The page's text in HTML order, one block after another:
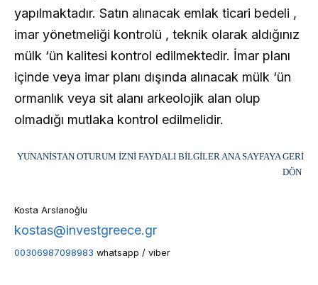
yapılmaktadır. Satın alınacak emlak ticari bedeli ,
imar yönetmeliği kontrolü , teknik olarak aldığınız
mülk ‘ün kalitesi kontrol edilmektedir. İmar planı
içinde veya imar planı dışında alınacak mülk ‘ün
ormanlık veya sit alanı arkeolojik alan olup
olmadığı mutlaka kontrol edilmelidir.
YUNANİSTAN OTURUM İZNİ FAYDALI BİLGİLER ANA SAYFAYA GERİ
DÖN
Kosta Arslanoğlu
kostas@investgreece.gr
00306987098983 whatsapp / viber